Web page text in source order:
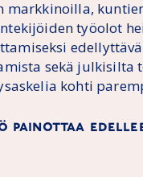
markkinoilla,
työolot
sekä
kohti
painottaa